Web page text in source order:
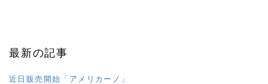
最新の記事
近日販売開始「アメリカーノ」